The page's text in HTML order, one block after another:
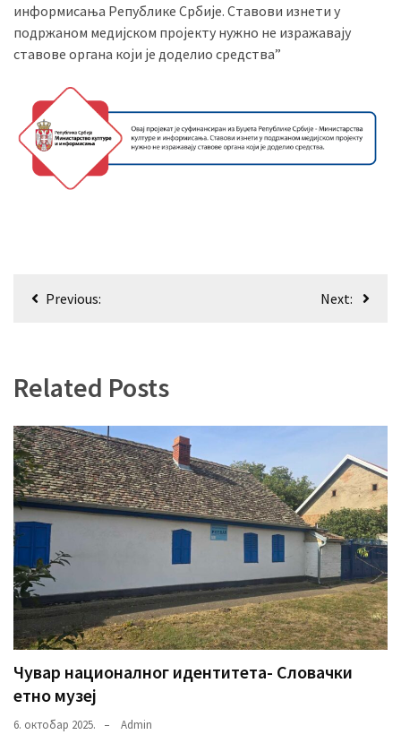
информисања Републике Србије. Ставови изнети у
подржаном медијском пројекту нужно не изражавају
ставове органа који је доделио средства”
Кретање
Previous: Next:
Related Posts
Чувар националног идентитета- Словачки
етно музеј
6. октобар 2025. Admin